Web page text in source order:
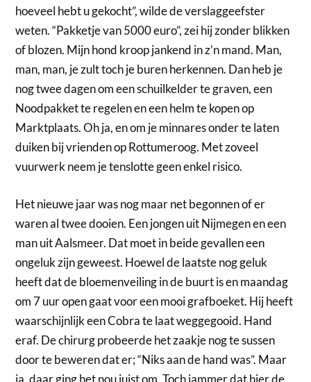
hoeveel hebt u gekocht”, wilde de verslaggeefster
weten. “Pakketje van 5000 euro”, zei hij zonder blikken
of blozen. Mijn hond kroop jankend in z’n mand. Man,
man, man, je zult toch je buren herkennen. Dan heb je
nog twee dagen om een schuilkelder te graven, een
Noodpakket te regelen en een helm te kopen op
Marktplaats. Oh ja, en om je minnares onder te laten
duiken bij vrienden op Rottumeroog. Met zoveel
vuurwerk neem je tenslotte geen enkel risico.
Het nieuwe jaar was nog maar net begonnen of er
waren al twee dooien. Een jongen uit Nijmegen en een
man uit Aalsmeer. Dat moet in beide gevallen een
ongeluk zijn geweest. Hoewel de laatste nog geluk
heeft dat de bloemenveiling in de buurt is en maandag
om 7 uur open gaat voor een mooi grafboeket. Hij heeft
waarschijnlijk een Cobra te laat weggegooid. Hand
eraf. De chirurg probeerde het zaakje nog te sussen
door te beweren dat er; “Niks aan de hand was”. Maar
ja, daar ging het nou juist om. Toch jammer dat hier de